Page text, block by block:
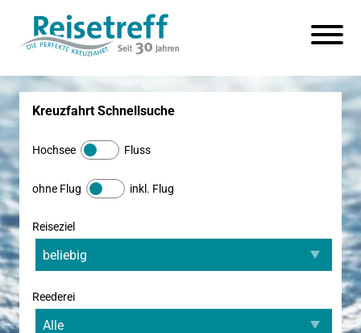
Kreuzfahrt Schnellsuche
Hochsee Fluss
ohne Flug inkl. Flug
Reiseziel
Reederei